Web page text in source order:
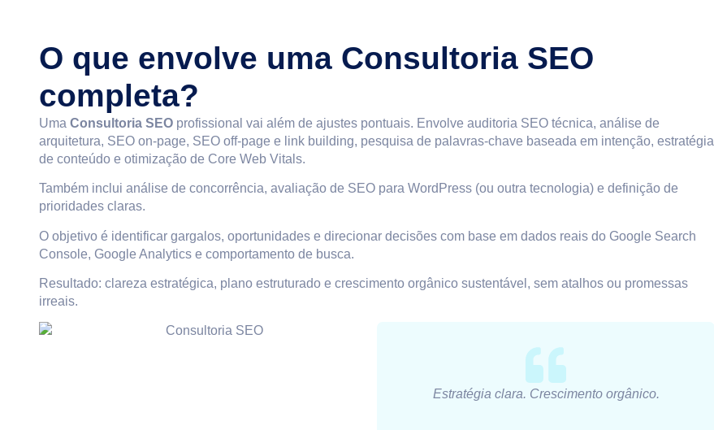
O que envolve uma Consultoria SEO
completa?
Uma Consultoria SEO profissional vai além de ajustes pontuais. Envolve auditoria SEO técnica, análise de
arquitetura, SEO on-page, SEO off-page e link building, pesquisa de palavras-chave baseada em intenção, estratégia
de conteúdo e otimização de Core Web Vitals.
Também inclui análise de concorrência, avaliação de SEO para WordPress (ou outra tecnologia) e definição de
prioridades claras.
O objetivo é identificar gargalos, oportunidades e direcionar decisões com base em dados reais do Google Search
Console, Google Analytics e comportamento de busca.
Resultado: clareza estratégica, plano estruturado e crescimento orgânico sustentável, sem atalhos ou promessas
irreais.
Estratégia clara. Crescimento orgânico.